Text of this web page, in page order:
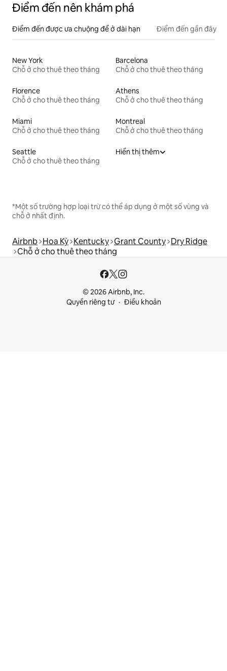
Điểm đến nên khám phá
Điểm đến được ưa chuộng để ở dài hạn Điểm đến gần đây
New York
Chỗ ở cho thuê theo tháng
Barcelona
Chỗ ở cho thuê theo tháng
Florence
Chỗ ở cho thuê theo tháng
Athens
Chỗ ở cho thuê theo tháng
Miami
Chỗ ở cho thuê theo tháng
Montreal
Chỗ ở cho thuê theo tháng
Seattle
Chỗ ở cho thuê theo tháng
Hiển thị thêm
*Một số trường hợp loại trừ có thể áp dụng ở một số vùng và
chỗ ở nhất định.
Airbnb Hoa Kỳ Kentucky Grant County Dry Ridge
Chỗ ở cho thuê theo tháng
© 2026 Airbnb, Inc.
Quyền riêng tư
Điều khoản